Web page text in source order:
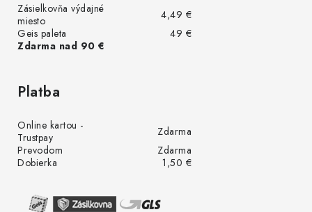
Zásielkovňa výdajné
miesto
4,49 €
Geis paleta
49 €
Zdarma nad 90 €
Platba
Online kartou -
Trustpay
Zdarma
Prevodom
Zdarma
Dobierka
1,50 €